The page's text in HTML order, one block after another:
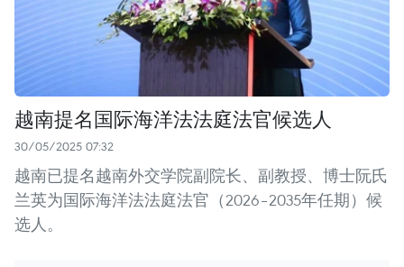
越南提名国际海洋法法庭法官候选人
30/05/2025 07:32
越南已提名越南外交学院副院长、副教授、博士阮氏
兰英为国际海洋法法庭法官（2026–2035年任期）候
选人。